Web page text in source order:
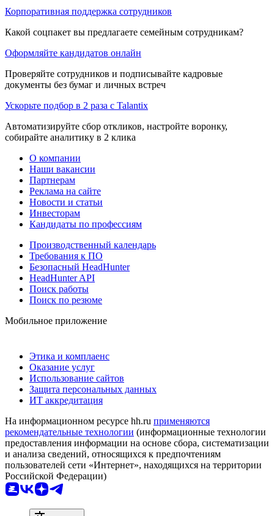
Корпоративная поддержка сотрудников
Какой соцпакет вы предлагаете семейным сотрудникам?
Оформляйте кандидатов онлайн
Проверяйте сотрудников и подписывайте кадровые
документы без бумаг и личных встреч
Ускорьте подбор в 2 раза с Talantix
Автоматизируйте сбор откликов, настройте воронку,
собирайте аналитику в 2 клика
О компании
Наши вакансии
Партнерам
Реклама на сайте
Новости и статьи
Инвесторам
Кандидаты по профессиям
Производственный календарь
Требования к ПО
Безопасный HeadHunter
HeadHunter API
Поиск работы
Поиск по резюме
Мобильное приложение
Этика и комплаенс
Оказание услуг
Использование сайтов
Защита персональных данных
ИТ аккредитация
На информационном ресурсе hh.ru применяются
рекомендательные технологии (информационные технологии
предоставления информации на основе сбора, систематизации
и анализа сведений, относящихся к предпочтениям
пользователей сети «Интернет», находящихся на территории
Российской Федерации)